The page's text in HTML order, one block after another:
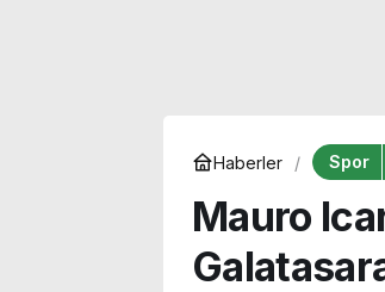
Haberler Spor
Mauro